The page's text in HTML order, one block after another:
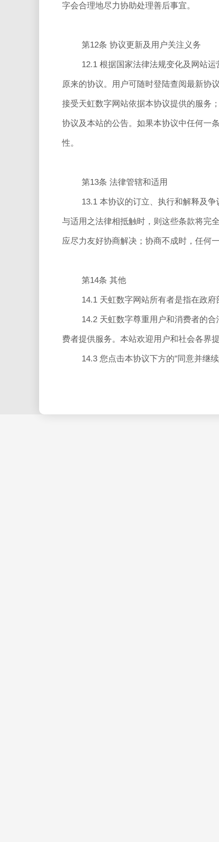
字会合理地尽力协助处理善后事宜。
第12条 协议更新及用户关注义务
12.1 根据国家法律法规变化及网站
原来的协议。用户可随时登陆查阅最新协
接受天虹数字网站依据本协议提供的服务
协议及本站的公告。如果本协议中任何一
性。
第13条 法律管辖和适用
13.1 本协议的订立、执行和解释及
与适用之法律相抵触时，则这些条款将完
应尽力友好协商解决；协商不成时，任何
第14条 其他
14.1 天虹数字网站所有者是指在政
14.2 天虹数字尊重用户和消费者的
费者提供服务。本站欢迎用户和社会各界
14.3 您点击本协议下方的"同意并继